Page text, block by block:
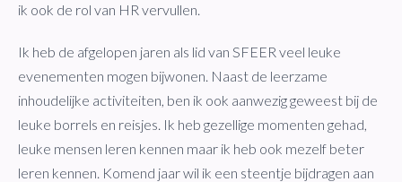
ik ook de rol van HR vervullen.
Ik heb de afgelopen jaren als lid van SFEER veel leuke
evenementen mogen bijwonen. Naast de leerzame
inhoudelijke activiteiten, ben ik ook aanwezig geweest bij de
leuke borrels en reisjes. Ik heb gezellige momenten gehad,
leuke mensen leren kennen maar ik heb ook mezelf beter
leren kennen. Komend jaar wil ik een steentje bijdragen aan